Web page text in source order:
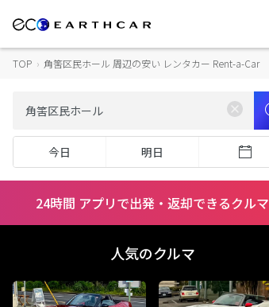
TOP › 角筈区民ホール 周辺の安い レンタカー Rent-a-Car
今日 明日
24時間 アプリで出発・返却できるクルマ
人気のクルマ